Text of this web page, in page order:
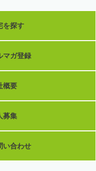
を探す
マガ登録
概要
募集
い合わせ